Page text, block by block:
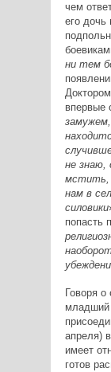
чем
его дочь
ни тем
впервые
не знаю,
мстить,
нам в
силовики
попасть
убеждени
Говоря
младший
апреля)
имеет
готов